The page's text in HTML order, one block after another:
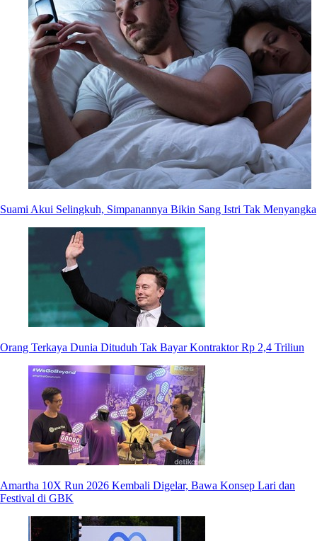
Suami Akui Selingkuh, Simpanannya Bikin Sang Istri Tak Menyangka
Orang Terkaya Dunia Dituduh Tak Bayar Kontraktor Rp 2,4 Triliun
Amartha 10X Run 2026 Kembali Digelar, Bawa Konsep Lari dan
Festival di GBK